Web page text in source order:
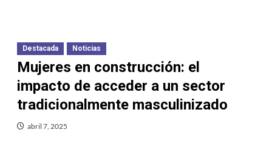
Destacada Noticias
Mujeres en construcción: el
impacto de acceder a un sector
tradicionalmente masculinizado
abril 7, 2025